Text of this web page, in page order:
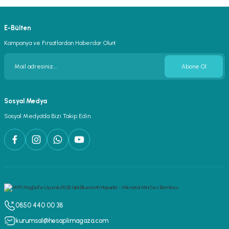
E-Bülten
Kampanya ve Fırsatlardan Haberdar Olun!
Abone Ol
Sosyal Medya
Sosyal Medya’da Bizi Takip Edin.
0850 440 00 38
kurumsal@hesaplimagaza.com